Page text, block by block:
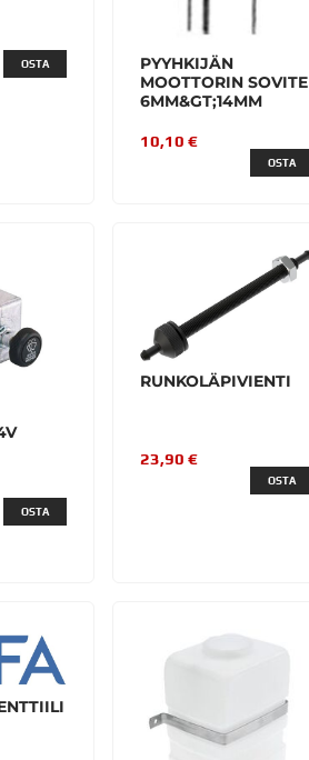
OSTA
PYYHKIJÄN
MOOTTORIN SOVITE
6MM&GT;14MM
10,10 €
OSTA
OSTA
RUNKOLÄPIVIENTI
23,90 €
OSTA